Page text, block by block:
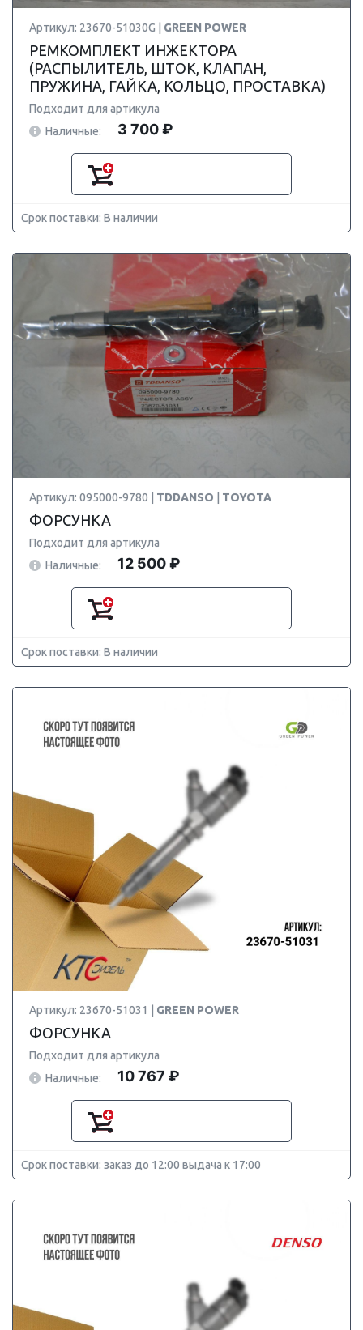
Артикул: 23670-51030G | GREEN POWER
РЕМКОМПЛЕКТ ИНЖЕКТОРА
(РАСПЫЛИТЕЛЬ, ШТОК, КЛАПАН,
ПРУЖИНА, ГАЙКА, КОЛЬЦО, ПРОСТАВКА)
Подходит для артикула
Наличные:
3 700 ₽
Срок поставки: В наличии
Артикул: 095000-9780 | TDDANSO TOYOTA
ФОРСУНКА
Подходит для артикула
Наличные:
12 500 ₽
Срок поставки: В наличии
Артикул: 23670-51031 | GREEN POWER
ФОРСУНКА
Подходит для артикула
Наличные:
10 767 ₽
Срок поставки: заказ до 12:00 выдача к 17:00